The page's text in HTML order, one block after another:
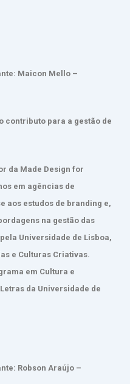
Maicon Mello –
contributo para a gestão de
da Made Design for
em agências de
aos estudos de branding e,
na gestão das
Universidade de Lisboa,
e Culturas Criativas.
em Cultura e
da Universidade de
Robson Araújo –